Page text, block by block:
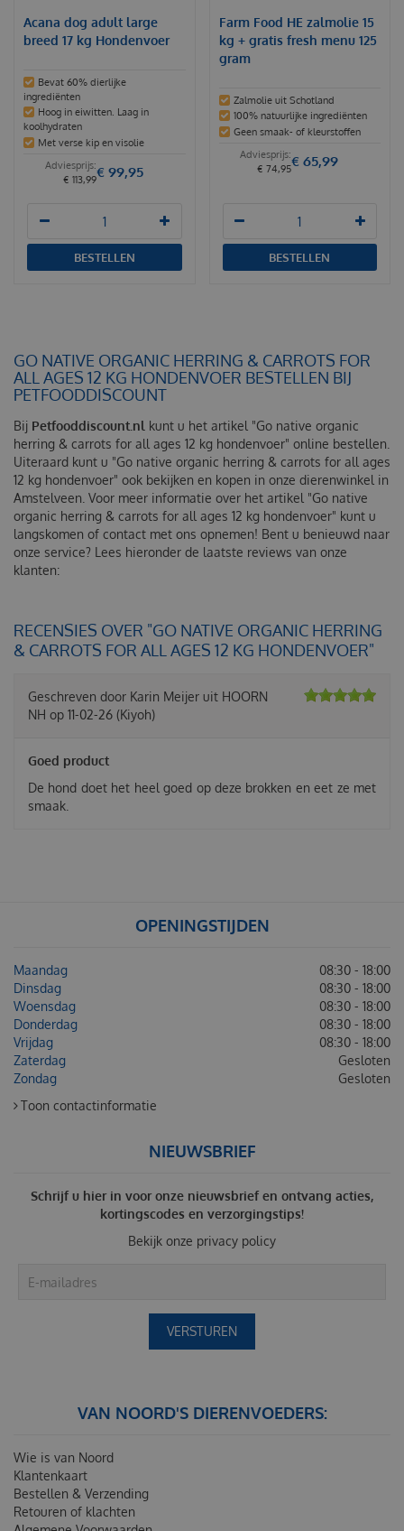
Acana dog adult large
breed 17 kg Hondenvoer
Bevat 60% dierlijke
ingrediënten
Hoog in eiwitten. Laag in
koolhydraten
Met verse kip en visolie
€ 113,99€ 99,95
BESTELLEN
Farm Food HE zalmolie 15
kg + gratis fresh menu 125
gram
Zalmolie uit Schotland
100% natuurlijke ingrediënten
Geen smaak- of kleurstoffen
€ 74,95€ 65,99
BESTELLEN
GO NATIVE ORGANIC HERRING & CARROTS FOR
ALL AGES 12 KG HONDENVOER BESTELLEN BIJ
PETFOODDISCOUNT
Bij Petfooddiscount.nl kunt u het artikel "Go native organic
herring & carrots for all ages 12 kg hondenvoer" online bestellen.
Uiteraard kunt u "Go native organic herring & carrots for all ages
12 kg hondenvoer" ook bekijken en kopen in onze dierenwinkel in
Amstelveen. Voor meer informatie over het artikel "Go native
organic herring & carrots for all ages 12 kg hondenvoer" kunt u
langskomen of contact met ons opnemen! Bent u benieuwd naar
onze service? Lees hieronder de laatste reviews van onze
klanten:
RECENSIES OVER "GO NATIVE ORGANIC HERRING
& CARROTS FOR ALL AGES 12 KG HONDENVOER"
Geschreven door Karin Meijer uit HOORN
NH op 11-02-26 (Kiyoh)
Goed product
De hond doet het heel goed op deze brokken en eet ze met
smaak.
OPENINGSTIJDEN
Maandag
08:30 - 18:00
Dinsdag
08:30 - 18:00
Woensdag
08:30 - 18:00
Donderdag
08:30 - 18:00
Vrijdag
08:30 - 18:00
Zaterdag
Gesloten
Zondag
Gesloten
Toon contactinformatie
NIEUWSBRIEF
Schrijf u hier in voor onze nieuwsbrief en ontvang acties,
kortingscodes en verzorgingstips!
Bekijk onze privacy policy
VAN NOORD'S DIERENVOEDERS:
Wie is van Noord
Klantenkaart
Bestellen & Verzending
Retouren of klachten